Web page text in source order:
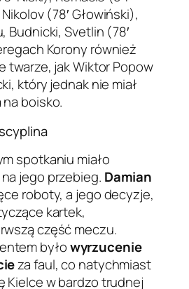
(78′ Głowiński),
Budnicki, Svetlin (78′
Korony również
twarze, jak Wiktor Popow
który jednak nie miał
boisko.
spotkaniu miało
jego przebieg. Damian
roboty, a jego decyzje,
kartek,
część meczu.
byłowyrzucenie
za faul, co natychmiast
Kielce w bardzo trudnej